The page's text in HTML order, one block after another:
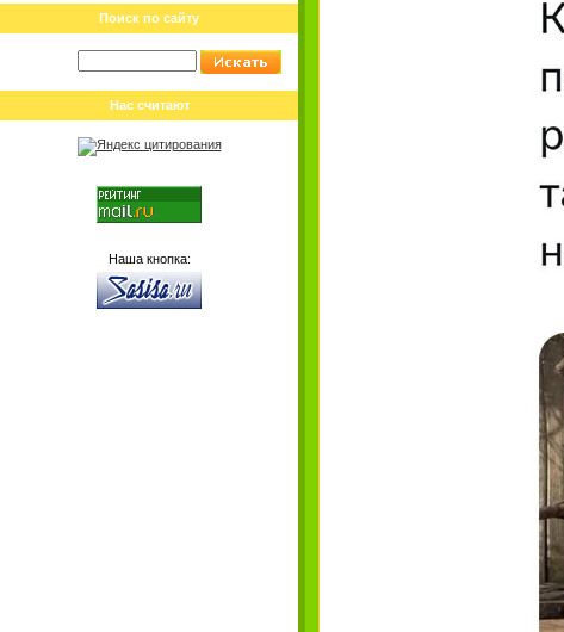
Поиск по сайту
Нас считают
Наша кнопка: